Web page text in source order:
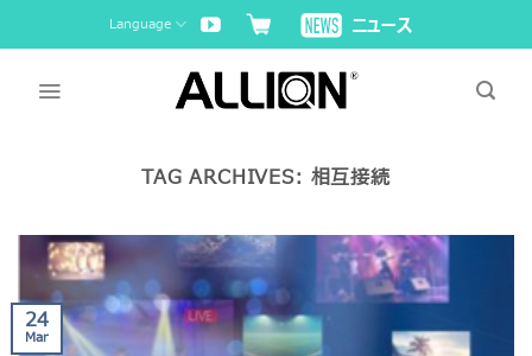
to
Language
TAG ARCHIVES: 相互接続
24
Mar